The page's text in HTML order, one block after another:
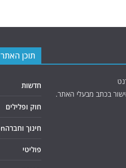
בכתב מבעלי האתר.
תוכן האתר
חדשות
חוק ופלילים
חינוך וחברהon
פוליטי